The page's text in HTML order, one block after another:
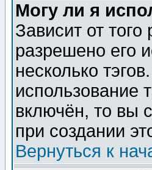
Могу ли я
Зависит от
разрешено его
несколько
использование
включён, то вы
при создании
Вернуться к